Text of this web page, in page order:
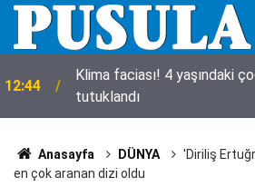
12:44
Klima faciası! 4 yaşındaki
tutuklandı
Anasayfa DÜNYA
'Diriliş
en çok aranan dizi oldu